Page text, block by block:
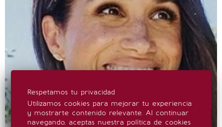
Respetamos tu privacidad
Utilizamos cookies para mejorar tu experiencia
y mostrarte contenido relevante. Al continuar
navegando, aceptas nuestra política de cookies